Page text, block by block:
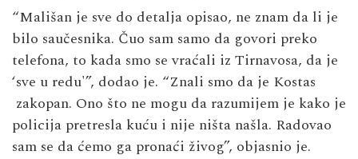
“Mališan je sve do detalja opisao, ne znam da li je
bilo saučesnika. Čuo sam samo da govori preko
telefona, to kada smo se vraćali iz Tirnavosa, da je
‘sve u redu'”, dodao je. “Znali smo da je Kostas
zakopan. Ono što ne mogu da razumijem je kako je
policija pretresla kuću i nije ništa našla. Radovao
sam se da ćemo ga pronaći živog”, objasnio je.